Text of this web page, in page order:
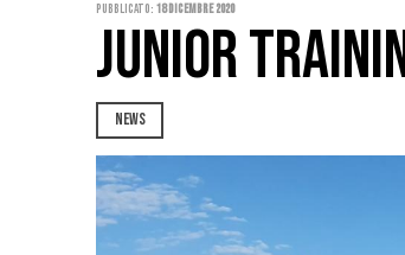
Pubblicato: 18 Dicembre 2020
JUNIOR
NEWS